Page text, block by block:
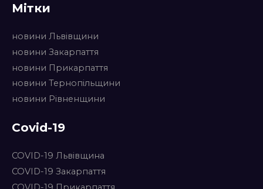
Мітки
новини Львівщини
новини Закарпаття
новини Прикарпаття
новини Тернопільщини
новини Рівненщини
Covid-19
COVID-19 Львівщина
COVID-19 Закарпаття